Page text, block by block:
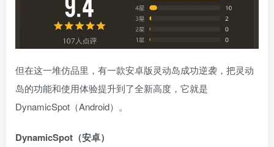
但在这一堆仿品里，有一款安卓版灵动岛成功逆袭，把灵动
岛的功能和使用体验提升到了全新高度，它就是
DynamicSpot（Android）。
DynamicSpot（安卓）